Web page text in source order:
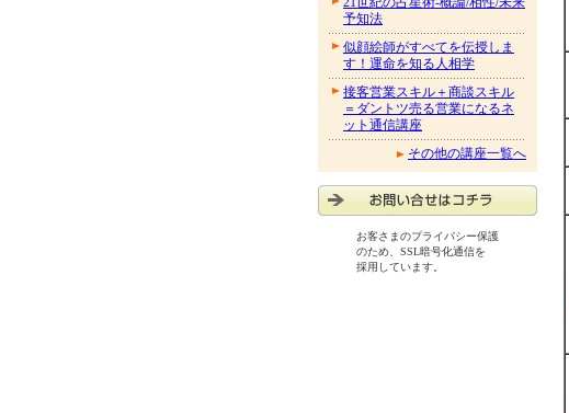
予知法
似顔絵師がすべてを伝授しま
す！運命を知る人相学
接客営業スキル＋商談スキル
＝ダントツ売る営業になるネ
ット通信講座
その他の講座一覧へ
お客さまのプライバシー保護
のため、SSL暗号化通信を
採用しています。